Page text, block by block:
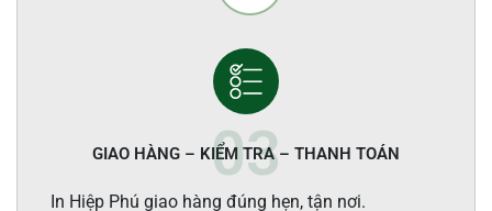
GIAO HÀNG – KIỂM TRA – THANH TOÁN
In Hiệp Phú giao hàng đúng hẹn, tận nơi.